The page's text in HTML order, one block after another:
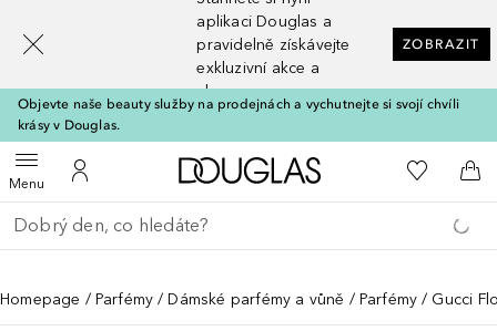
aplikaci Douglas a
pravidelně získávejte
exkluzivní akce a
slevy
ZOBRAZIT
Objevte naše beauty služby na prodejnách a vychutnejte si svojí chvíli
krásy v Douglas.
MenuOtevřít menuK mému účtu
Domů K mému
Do
Vraťte se
Proveďte vyhledávání
Homepage Parfémy Dámské parfémy a vůně Parfémy Gucci
[navigation.slideout.screenreader]